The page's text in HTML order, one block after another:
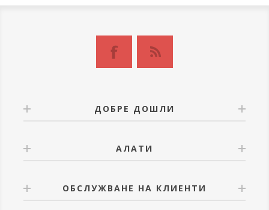
ДОБРЕ ДОШЛИ
АЛАТИ
ОБСЛУЖВАНЕ НА КЛИЕНТИ